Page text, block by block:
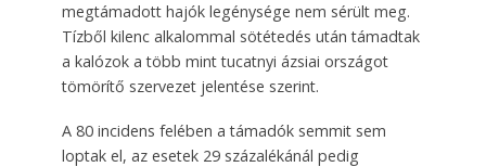
megtámadott hajók legénysége nem sérült meg.
Tízből kilenc alkalommal sötétedés után támadtak
a kalózok a több mint tucatnyi ázsiai országot
tömörítő szervezet jelentése szerint.
A 80 incidens felében a támadók semmit sem
loptak el, az esetek 29 százalékánál pedig